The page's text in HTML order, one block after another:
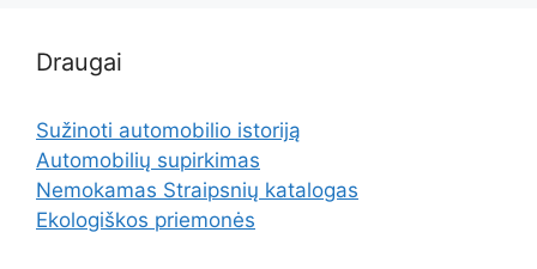
Draugai
Sužinoti automobilio istoriją
Automobilių supirkimas
Nemokamas Straipsnių katalogas
Ekologiškos priemonės